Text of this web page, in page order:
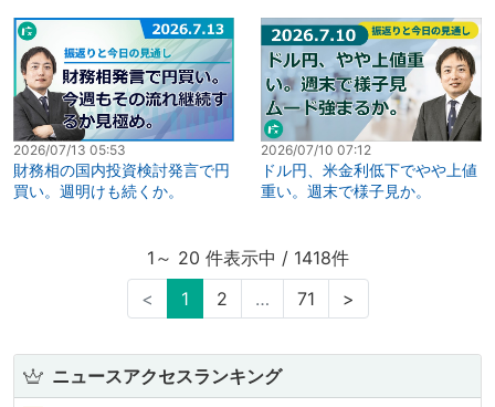
2026/07/13 05:53
財務相の国内投資検討発言で円
買い。週明けも続くか。
2026/07/10 07:12
ドル円、米金利低下でやや上値
重い。週末で様子見か。
1～ 20 件表示中 / 1418件
<
1 2 … 71 >
ニュースアクセスランキング